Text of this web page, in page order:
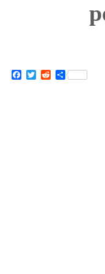
Facebook
TwitterRedditPartager